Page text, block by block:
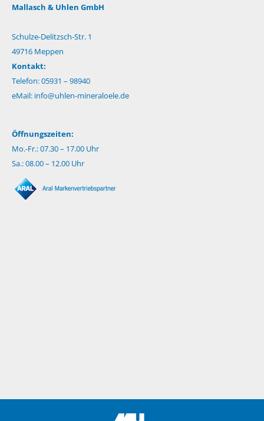
Mallasch & Uhlen GmbH
Schulze-Delitzsch-Str. 1
49716 Meppen
Kontakt:
Telefon: 05931 – 98940
eMail: info@uhlen-mineraloele.de
Öffnungszeiten:
Mo.-Fr.: 07.30 – 17.00 Uhr
Sa.: 08.00 – 12.00 Uhr